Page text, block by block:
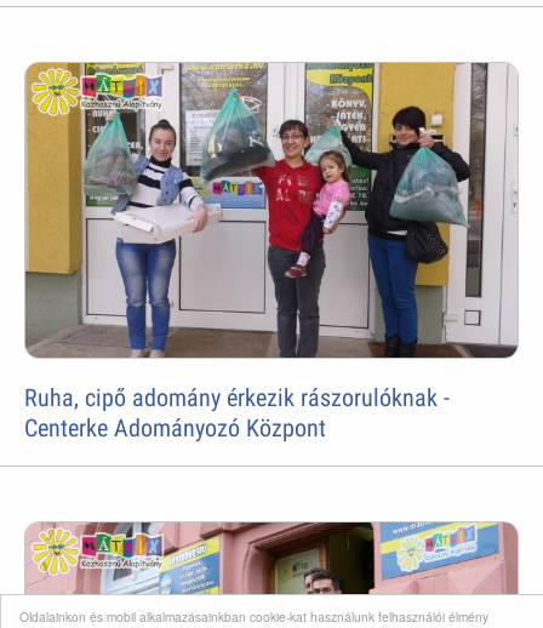
Oldalainkon és mobil alkalmazásainkban cookie-kat használunk felhasználói élmény
Ruha, cipő adomány érkezik rászorulóknak -
Centerke Adományozó Központ